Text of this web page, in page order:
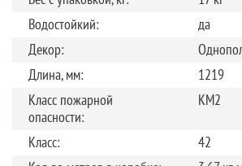
Водостойкий:
да
Декор:
Длина, мм:
1219
Класс пожарной
опасности:
КМ2
Класс:
42